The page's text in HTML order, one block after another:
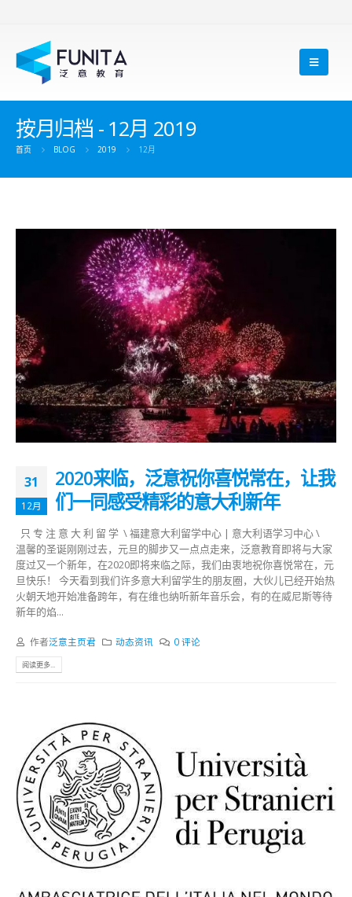
按月归档 - 12月 2019
首页 BLOG 2019 12月
31
12月
2020来临，泛意祝你喜悦常在，让我
们一同感受精彩的意大利新年
只 专 注 意 大 利 留 学 \ 福建意大利留学中心 | 意大利语学习中心 \
温馨的圣诞刚刚过去，元旦的脚步又一点点走来，泛意教育即将与大家
度过又一个新年，在2020即将来临之际，我们由衷地祝你喜悦常在，元
旦快乐！ 今天看到我们许多意大利留学生的朋友圈，大伙儿已经开始热
火朝天地开始准备跨年，有在维也纳听新年音乐会，有的在威尼斯等待
新年的焰...
作者泛意主页君 动态资讯 0 评论
阅读更多...